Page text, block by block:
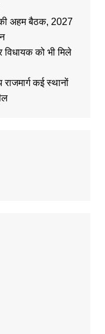
अहम बैठक, 2027
को भी मिले
कई स्थानों